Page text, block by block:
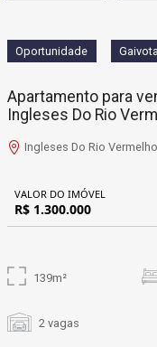
Oportunidade
Apartamento para
Ingleses Do Rio
Ingleses Do Rio
VALOR DO IMÓVEL
R$ 1.300.000
139m²
2 vagas